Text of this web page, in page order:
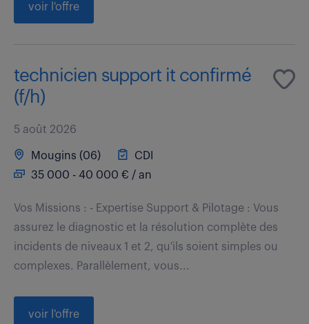
voir l'offre
technicien support it confirmé
(f/h)
5 août 2026
Mougins (06)
CDI
35 000 - 40 000 € / an
Vos Missions : - Expertise Support & Pilotage : Vous
assurez le diagnostic et la résolution complète des
incidents de niveaux 1 et 2, qu'ils soient simples ou
complexes. Parallèlement, vous...
voir l'offre